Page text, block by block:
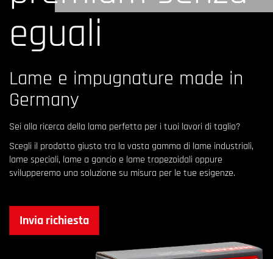
eguali
Lame e impugnature made in
Germany
Sei alla ricerca della lama perfetta per i tuoi lavori di taglio?
Scegli il prodotto giusto tra la vasta gamma di lame industriali,
lame speciali, lame a gancio e lame trapezoidali oppure
svilupperemo una soluzione su misura per le tue esigenze.
Invia richiesta